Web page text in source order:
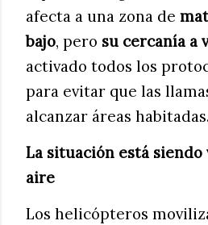
afecta a una zona de
bajo, pero su cercanía a
activado todos los
para evitar que las
alcanzar áreas habitadas.
La situación está
aire
Los helicópteros